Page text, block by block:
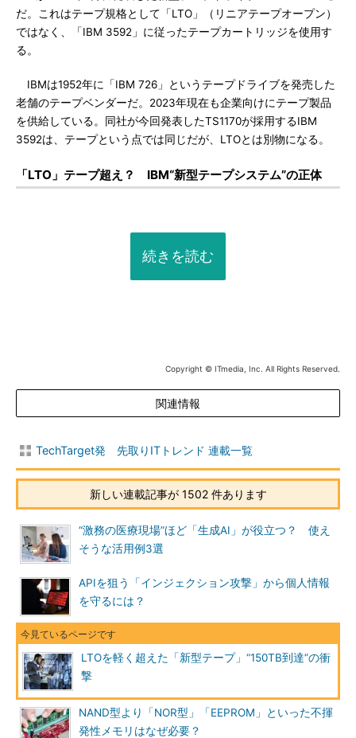
だ。これはテープ規格として「LTO」（リニアテープオープン）
ではなく、「IBM 3592」に従ったテープカートリッジを使用す
る。
IBMは1952年に「IBM 726」というテープドライブを発売した
老舗のテープベンダーだ。2023年現在も企業向けにテープ製品
を供給している。同社が今回発表したTS1170が採用するIBM
3592は、テープという点では同じだが、LTOとは別物になる。
「LTO」テープ超え？ IBM“新型テープシステム”の正体
続きを読む
Copyright © ITmedia, Inc. All Rights Reserved.
関連情報
TechTarget発 先取りITトレンド 連載一覧
新しい連載記事が 1502 件あります
“激務の医療現場”ほど「生成AI」が役立つ？ 使え
そうな活用例3選
APIを狙う「インジェクション攻撃」から個人情報
を守るには？
LTOを軽く超えた「新型テープ」“150TB到達”の衝
撃
NAND型より「NOR型」「EEPROM」といった不揮
発性メモリはなぜ必要？